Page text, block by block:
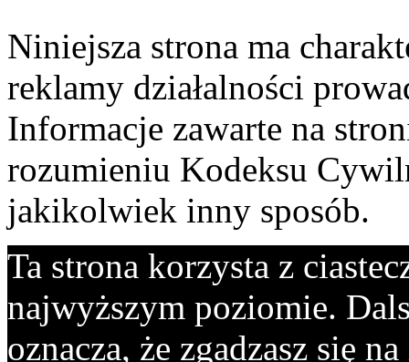
Niniejsza strona ma
reklamy działalności
Informacje zawarte na
rozumieniu Kodeksu
jakikolwiek inny sposób.
Ta strona korzysta z
najwyższym poziomie.
oznacza, że zgadzasz się